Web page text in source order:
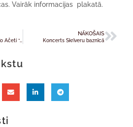
Vairāk informacijas plakatā.
NĀKOŠAIS
Koncerts Skrīveru baznīcā